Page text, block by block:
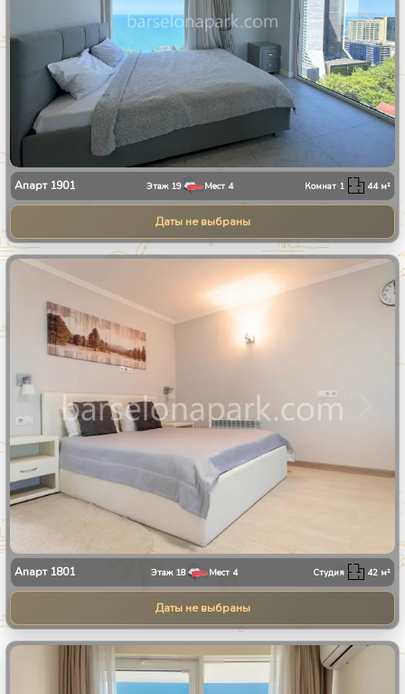
Апарт 1901 Этаж 19 Мест 4 Комнат 1 44м²
Даты не выбраны
Апарт 1801 Этаж 18 Мест 4 Студия 42 м²
Даты не выбраны
1 30